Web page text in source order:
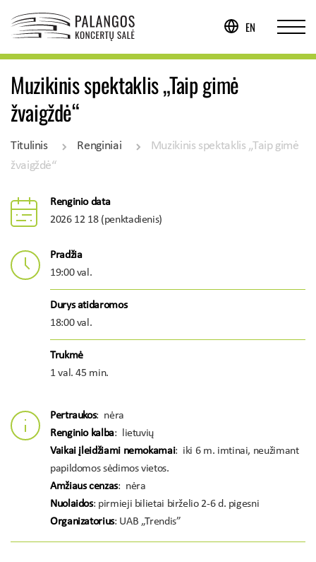
EN
Muzikinis spektaklis „Taip gimė
žvaigždė“
Titulinis Renginiai
Muzikinis spektaklis „Taip gimė
žvaigždė“
Renginio data
2026 12 18 (penktadienis)
Pradžia
19:00 val.
Durys atidaromos
18:00 val.
Trukmė
1 val. 45 min.
Pertraukos: nėra
Renginio kalba: lietuvių
Vaikai įleidžiami nemokamai: iki 6 m. imtinai, neužimant
papildomos sėdimos vietos.
Amžiaus cenzas: nėra
Nuolaidos: pirmieji bilietai birželio 2-6 d. pigesni
Organizatorius: UAB „Trendis”